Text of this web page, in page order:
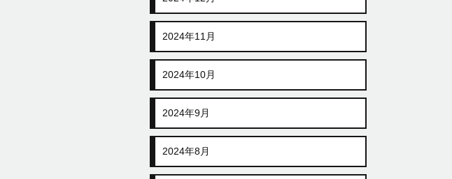
2024年11月
2024年10月
2024年9月
2024年8月